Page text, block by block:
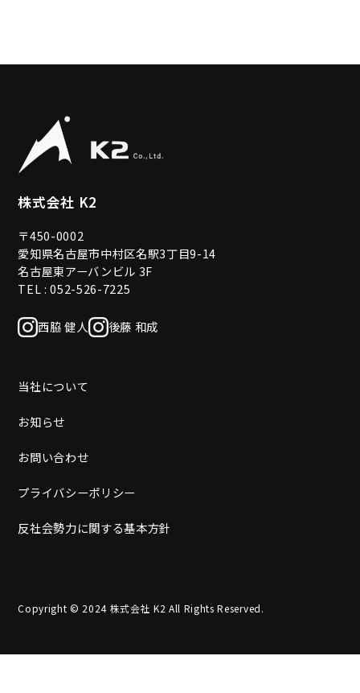
株式会社 K2
〒450-0002
愛知県名古屋市中村区名駅3丁目9-14
名古屋東アーバンビル 3F
TEL : 052-526-7225
西脇 健人 後藤 和成
当社について
お知らせ
お問い合わせ
プライバシーポリシー
反社会勢力に関する基本方針
Copyright © 2024 株式会社 K2 All Rights Reserved.